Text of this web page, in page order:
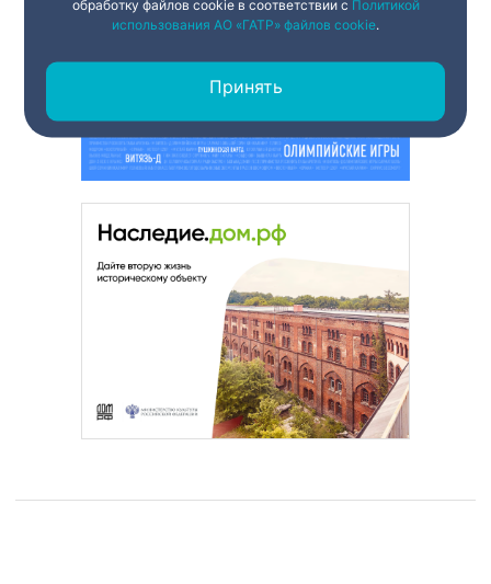
обработку файлов cookie в соответствии с Политикой
использования АО «ГАТР» файлов cookie.
Принять